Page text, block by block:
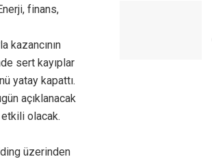
finans,
kazancının
sert kayıplar
yatay kapattı.
açıklanacak
olacak.
üzerinden